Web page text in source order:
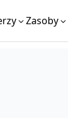
Zasoby